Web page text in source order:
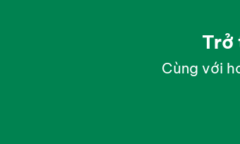
Trở
Cùng với